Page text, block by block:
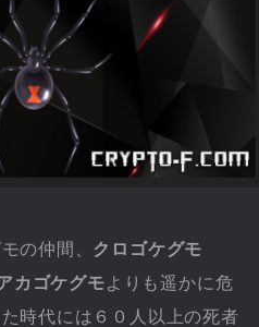
の仲間、 クロゴケグモ
カゴケグモよりも遥かに危
時代には６０人以上の死者